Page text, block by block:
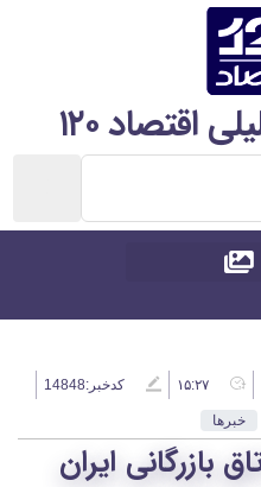
اقتصاد ۱۲۰
۱۵:۲۷ کدخبر:14848
خبرها
بازرگانی ایران